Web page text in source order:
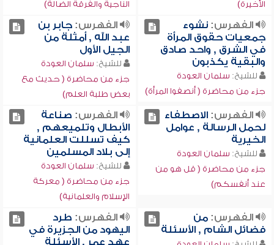
الأخيرة)
الناجية والفرقة الضالة)
الفهرس:نشوء
جمعيات حقوق المرأة
في الشرق , واحد صادق
والبقية يكذبون
للشيخ: سلمان العودة
جزء من محاضرة ( أنصفوا المرأة)
الفهرس:جابر بن
عبد الله , أمثلة من
الجيل الأول
للشيخ: سلمان العودة
جزء من محاضرة ( حديث مع
بعض طلبة العلم)
الفهرس:الاصطفاء
لحمل الرسالة , عوامل
الخيرية
للشيخ: سلمان العودة
جزء من محاضرة ( قل هو من
عند أنفسكم)
الفهرس: صناعة
الأبطال وتلميعهم ,
كيف تسللت العلمانية
إلى بلاد المسلمين
للشيخ: سلمان العودة
جزء من محاضرة ( معركة
الإسلام والعلمانية)
الفهرس:من
فضائل الشام , الأسئلة
الفهرس: طرد
اليهود من الجزيرة في
عهد عمر , الأسئلة